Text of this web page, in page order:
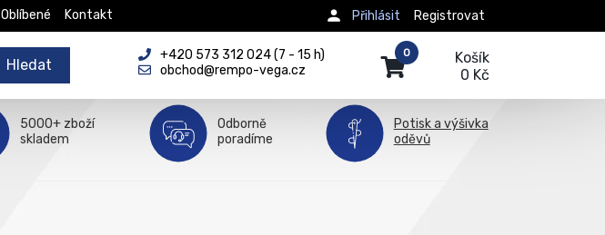
Oblíbené Kontakt Registrovat
Přihlásit
Hledat
+420 573 312 024 (7 - 15 h)
obchod@rempo-vega.cz
Košík
0 Kč
0
5000+ zboží
skladem
Odborně
poradíme
Potisk a výšivka
oděvů